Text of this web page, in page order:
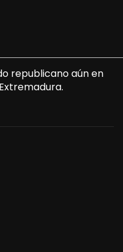
republicano aún en